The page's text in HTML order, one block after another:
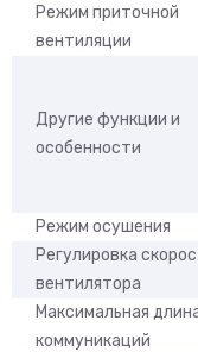
Режим приточной
вентиляции
Другие функции и
особенности
Режим осушения
Регулировка
вентилятора
Максимальная
коммуникаций